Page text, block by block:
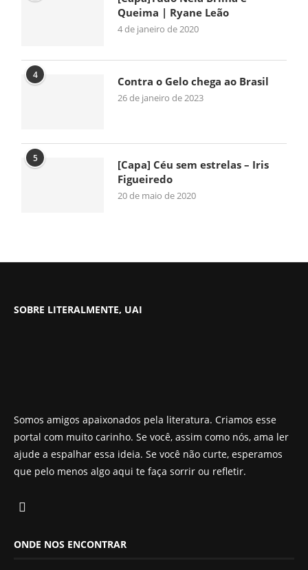
Queima | Ryane Leão
4 de janeiro de 2020
4 Contra o Gelo chega ao Brasil
26 de janeiro de 2023
5
[Capa] Céu sem estrelas – Iris
Figueiredo
20 de maio de 2020
SOBRE LITERALMENTE, UAI
Somos amigos apaixonados pela literatura. Criamos esse
portal com muito carinho. Se você, assim como nós, ama ler
ajude a espalhar essa ideia. Se você não curte, esperamos
que pelo menos algo aqui te faça sorrir ou refletir.
ONDE NOS ENCONTRAR